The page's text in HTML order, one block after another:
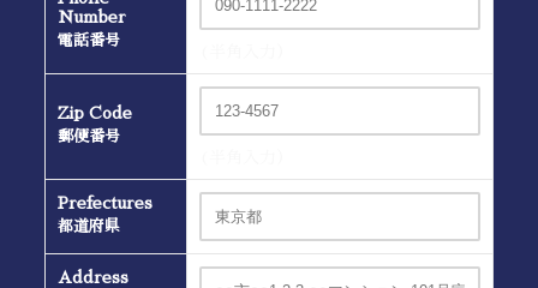
Number
電話番号
Zip Code
郵便番号
Prefectures
都道府県
Address